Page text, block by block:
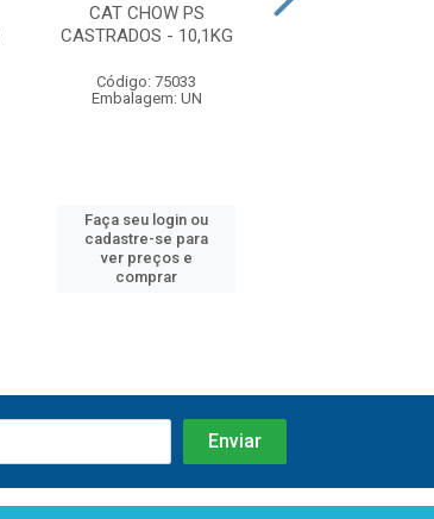
CAT CHOW PS
CASTRADOS - 10,1KG
Código: 75033
Embalagem: UN
Faça seu login ou
cadastre-se para
ver preços e
comprar